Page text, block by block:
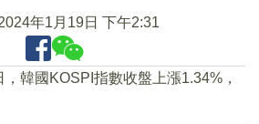
年1月19日 下午2:31
，韓國KOSPI指數收盤上漲1.34%，